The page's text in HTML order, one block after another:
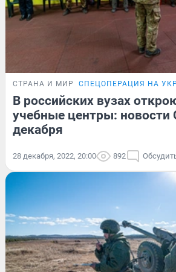
СТРАНА И МИР СПЕЦОПЕРАЦИЯ НА
В российских вузах
учебные центры: новости
декабря
28 декабря, 2022, 20:00 892